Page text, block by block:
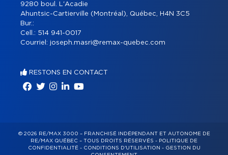
9280 boul. L'Acadie
Ahuntsic-Cartierville (Montréal), Québec, H4N 3C5
Bur.:
Cell.: 514 941-0017
Courriel: joseph.masri@remax-quebec.com
RESTONS EN CONTACT
© 2026 RE/MAX 3000 – FRANCHISÉ INDÉPENDANT ET AUTONOME DE
RE/MAX QUÉBEC – TOUS DROITS RÉSERVÉS - POLITIQUE DE
CONFIDENTIALITÉ- CONDITIONS D'UTILISATION - GESTION DU